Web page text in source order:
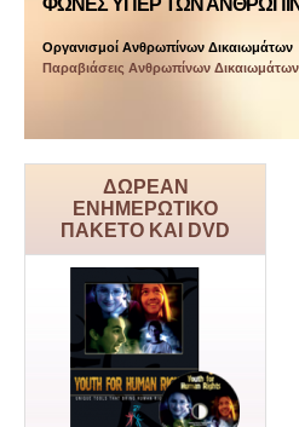
ΦΩΝΈΣ ΥΠΈΡ ΤΩΝ
Οργανισμοί Ανθρωπίνων Δικαιωμάτων
Παραβιάσεις Ανθρωπίνων Δικαιωμάτων
ΔΩΡΕΑΝ
ΕΝΗΜΕΡΩΤΙΚΟ
ΠΑΚΕΤΟ ΚΑΙ DVD